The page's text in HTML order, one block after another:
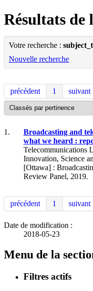
Résultats de
Votre recherche :
Nouvelle recherche
précédent 1 suivant
1.
Broadcasting and
what we heard :
Telecommunications
Innovation, Science
[Ottawa] :
Review Panel, 2019.
précédent 1 suivant
Date de modification :
2018-05-23
Menu de la
Filtres actifs